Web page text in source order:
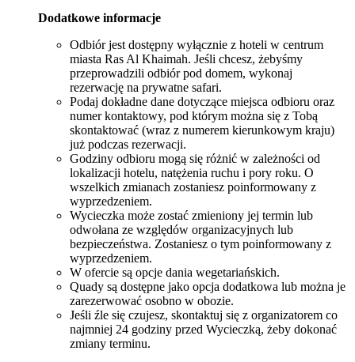
Dodatkowe informacje
Odbiór jest dostępny wyłącznie z hoteli w centrum
miasta Ras Al Khaimah. Jeśli chcesz, żebyśmy
przeprowadzili odbiór pod domem, wykonaj
rezerwację na prywatne safari.
Podaj dokładne dane dotyczące miejsca odbioru oraz
numer kontaktowy, pod którym można się z Tobą
skontaktować (wraz z numerem kierunkowym kraju)
już podczas rezerwacji.
Godziny odbioru mogą się różnić w zależności od
lokalizacji hotelu, natężenia ruchu i pory roku. O
wszelkich zmianach zostaniesz poinformowany z
wyprzedzeniem.
Wycieczka może zostać zmieniony jej termin lub
odwołana ze względów organizacyjnych lub
bezpieczeństwa. Zostaniesz o tym poinformowany z
wyprzedzeniem.
W ofercie są opcje dania wegetariańskich.
Quady są dostępne jako opcja dodatkowa lub można je
zarezerwować osobno w obozie.
Jeśli źle się czujesz, skontaktuj się z organizatorem co
najmniej 24 godziny przed Wycieczką, żeby dokonać
zmiany terminu.